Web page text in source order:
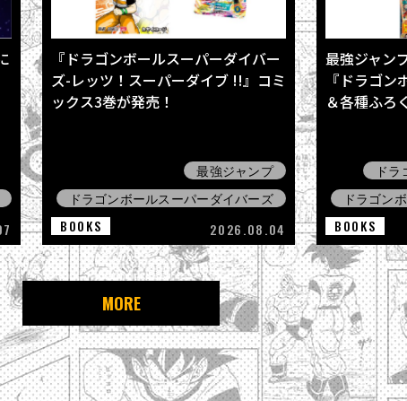
『ドラゴンボールスーパーダイバー
ズ-レッツ！スーパーダイブ !!』コミ
ックス3巻が発売！
最強ジャンプ
ドラゴンボールスーパーダイバーズ
BOOKS
2026.08.04
最強ジャン
『ドラゴ
＆各種ふろ
ドラ
ドラゴン
BOOKS
MORE